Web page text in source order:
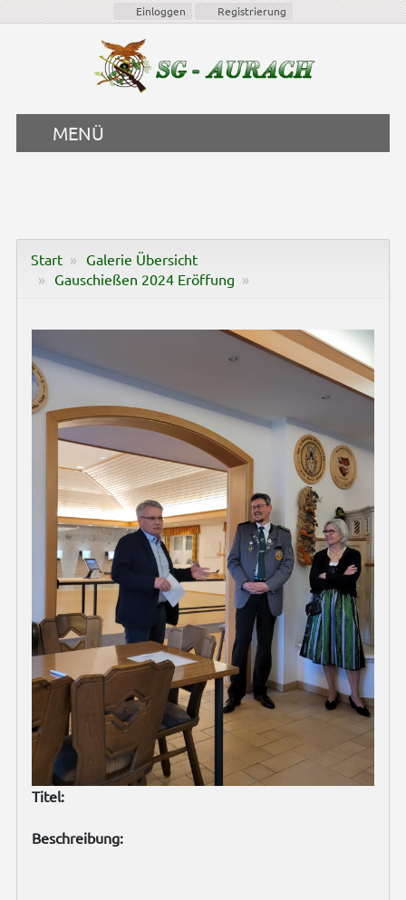
Einloggen Registrierung
MENÜ
Start
Galerie Übersicht
Gauschießen 2024 Eröffung
Titel:
Beschreibung: